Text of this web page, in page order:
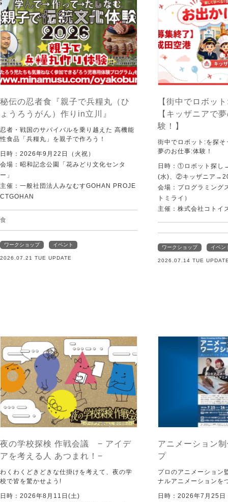
秘伝の忍者食『親子で兵糧丸（ひ
ょうろうがん）作りin立川』
忍者・戦国のサバイバルを乗り越えた 高機能
性食品「兵糧丸」を親子で作ろう！
日時：2026年9月22日（火祝）
会場：昭和記念公園「花みどり文化センタ
ー」
主催：一般社団法人みなむすGOHAN PROJE
CTGOHAN
食
ワークショップ イベント
2026.07.21 TUE UPDATE
【街中でロボッ
【キッザニアで
験！】
街中でロボット:を探
夢のお仕事:体験！
日時：①ロボット探
(水)、②キッザニア
会場：プログラミン
トミライ）
主催：株式会社コトイ
ワークショップ イベン
2026.07.14 TUE
夜の学校探検 作戦会議 − アイデ
アを考える人 あつまれ！−
わくわくどきどきな仕掛けを考えて、夜の学
校で皆を驚かせよう!
日時：2026年8月11日(土)
アニメーション
プ
プロのアニメーション
ナルアニメーションを
日時：2026年7月25日